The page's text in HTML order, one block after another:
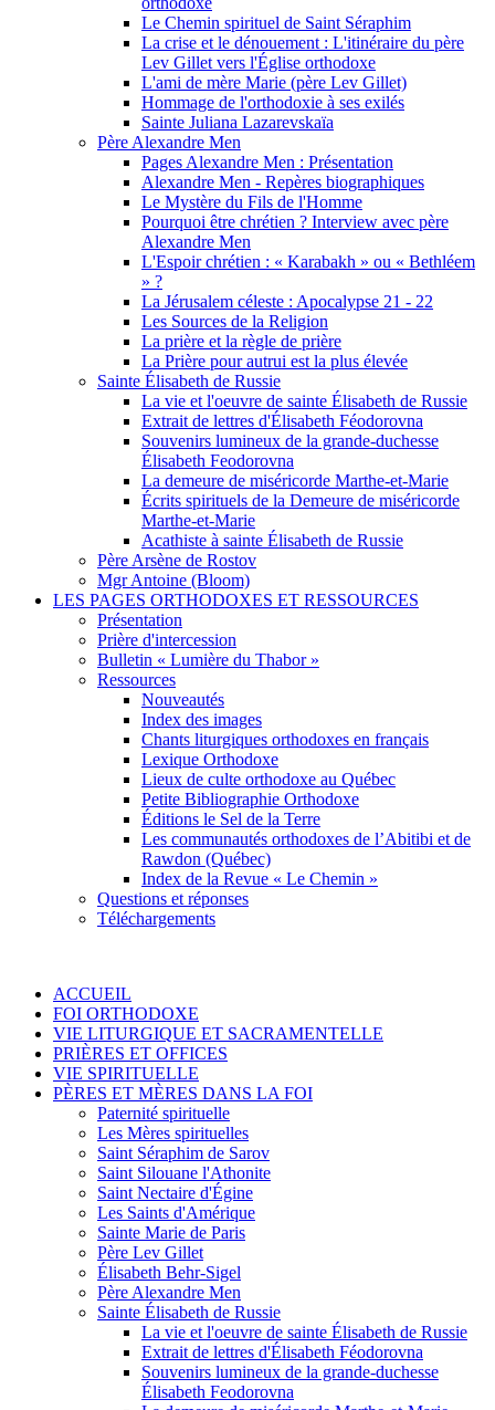
Le Chemin spirituel de Saint Séraphim
La crise et le dénouement : L'itinéraire du père
Lev Gillet vers l'Église orthodoxe
L'ami de mère Marie (père Lev Gillet)
Hommage de l'orthodoxie à ses exilés
Sainte Juliana Lazarevskaïa
Père Alexandre Men
Pages Alexandre Men : Présentation
Alexandre Men - Repères biographiques
Le Mystère du Fils de l'Homme
Pourquoi être chrétien ? Interview avec père
Alexandre Men
L'Espoir chrétien : « Karabakh » ou « Bethléem
» ?
La Jérusalem céleste : Apocalypse 21 - 22
Les Sources de la Religion
La prière et la règle de prière
La Prière pour autrui est la plus élevée
Sainte Élisabeth de Russie
La vie et l'oeuvre de sainte Élisabeth de Russie
Extrait de lettres d'Élisabeth Féodorovna
Souvenirs lumineux de la grande-duchesse
Élisabeth Feodorovna
La demeure de miséricorde Marthe-et-Marie
Écrits spirituels de la Demeure de miséricorde
Marthe-et-Marie
Acathiste à sainte Élisabeth de Russie
Père Arsène de Rostov
Mgr Antoine (Bloom)
LES PAGES ORTHODOXES ET RESSOURCES
Présentation
Prière d'intercession
Bulletin « Lumière du Thabor »
Ressources
Nouveautés
Index des images
Chants liturgiques orthodoxes en français
Lexique Orthodoxe
Lieux de culte orthodoxe au Québec
Petite Bibliographie Orthodoxe
Éditions le Sel de la Terre
Les communautés orthodoxes de l’Abitibi et de
Rawdon (Québec)
Index de la Revue « Le Chemin »
Questions et réponses
Téléchargements
ACCUEIL
FOI ORTHODOXE
VIE LITURGIQUE ET SACRAMENTELLE
PRIÈRES ET OFFICES
VIE SPIRITUELLE
PÈRES ET MÈRES DANS LA FOI
Paternité spirituelle
Les Mères spirituelles
Saint Séraphim de Sarov
Saint Silouane l'Athonite
Saint Nectaire d'Égine
Les Saints d'Amérique
Sainte Marie de Paris
Père Lev Gillet
Élisabeth Behr-Sigel
Père Alexandre Men
Sainte Élisabeth de Russie
La vie et l'oeuvre de sainte Élisabeth de Russie
Extrait de lettres d'Élisabeth Féodorovna
Souvenirs lumineux de la grande-duchesse
Élisabeth Feodorovna